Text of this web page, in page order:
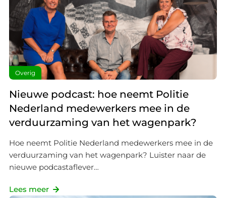
Overig
Nieuwe podcast: hoe neemt Politie
Nederland medewerkers mee in de
verduurzaming van het wagenpark?
Hoe neemt Politie Nederland medewerkers mee in de
verduurzaming van het wagenpark? Luister naar de
nieuwe podcastaflever…
Lees meer